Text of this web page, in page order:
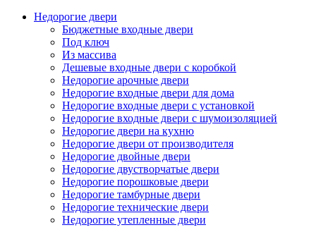
Недорогие двери
Бюджетные входные двери
Под ключ
Из массива
Дешевые входные двери с коробкой
Недорогие арочные двери
Недорогие входные двери для дома
Недорогие входные двери с установкой
Недорогие входные двери с шумоизоляцией
Недорогие двери на кухню
Недорогие двери от производителя
Недорогие двойные двери
Недорогие двустворчатые двери
Недорогие порошковые двери
Недорогие тамбурные двери
Недорогие технические двери
Недорогие утепленные двери